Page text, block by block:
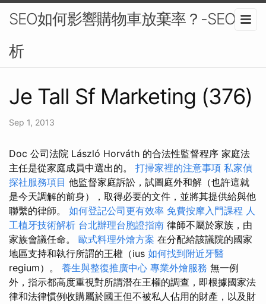
SEO如何影響購物車放棄率？-SEO分
析
Je Tall Sf Marketing (376)
Sep 1, 2013
Doc 公司法院 László Horváth 的合法性監督程序 家庭法
主任是從家庭成員中選出的。 打掃家裡的注意事項 私家偵
探社服務項目 他監督家庭訴訟，試圖庭外和解（也許這就
是今天調解的前身），取得必要的文件，並將其提供給與他
聯繫的律師。 如何登記公司更有效率 免費按摩入門課程 人
工植牙技術解析 台北辦理台胞證指南 律師不屬於家族，由
家族會議任命。 歐式料理外燴方案 在分配給該議院的國家
地區支持和執行所謂的王權（ius 如何找到附近牙醫
regium）。 養生與整復推廣中心 專業外燴服務 無一例
外，指示都高度重視對所謂潛在王權的調查，即根據國家法
律和法律慣例收購屬於國王但不被私人佔用的財產，以及財